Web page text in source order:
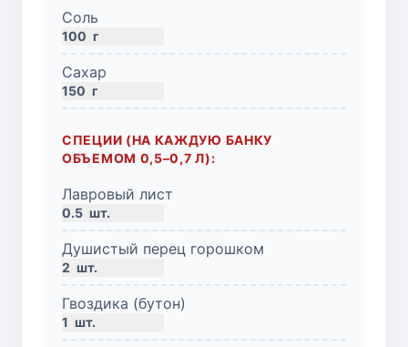
Соль
100 г
Сахар
150 г
СПЕЦИИ (НА КАЖДУЮ БАНКУ
ОБЪЕМОМ 0,5–0,7 Л):
Лавровый лист
0.5 шт.
Душистый перец горошком
2 шт.
Гвоздика (бутон)
1 шт.